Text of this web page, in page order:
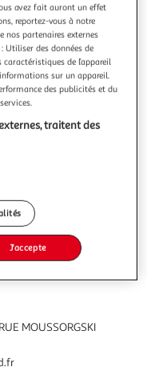
20, Matsui Yusei
à retrouver M. Koro.
haine se
combat ? Et
: Matsui YuseiEditeur :
de pages
de ce produit ?
MOUSSORGSKI
avez fait auront un effet
reportez-vous à notre
nos partenaires externes
Utiliser des données de
de l’appareil
sur un appareil.
des publicités et du
traitent des
J'accepte